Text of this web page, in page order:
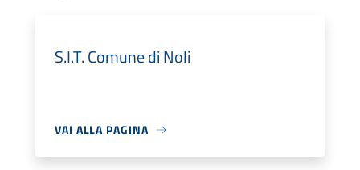
S.I.T. Comune di Noli
VAI ALLA PAGINA